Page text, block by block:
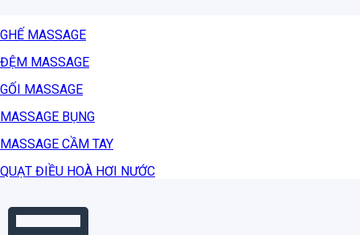
GHẾ MASSAGE
ĐỆM MASSAGE
GỐI MASSAGE
MASSAGE BỤNG
MASSAGE CẦM TAY
QUẠT ĐIỀU HOÀ HƠI NƯỚC